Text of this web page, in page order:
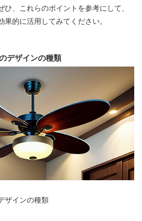
ひ、これらのポイントを参考にして、
果的に活用してみてください。
デザインの種類
ザインの種類